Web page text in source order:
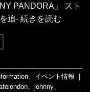
PANDORA」 スト
追- 続きを読む
イベント情報
johnny